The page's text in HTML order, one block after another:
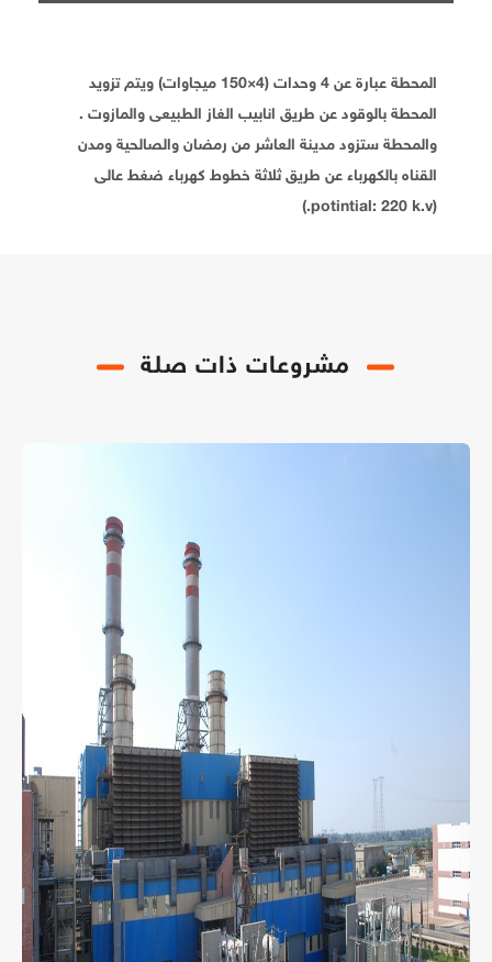
المحطة عبارة عن 4 وحدات (4×150 ميجاوات) ويتم تزويد
المحطة بالوقود عن طريق انابيب الغاز الطبيعى والمازوت .
والمحطة ستزود مدينة العاشر من رمضان والصالحية ومدن
القناه بالكهرباء عن طريق ثلاثة خطوط كهرباء ضغط عالى
(potintial: 220 k.v.)
مشروعات ذات صلة